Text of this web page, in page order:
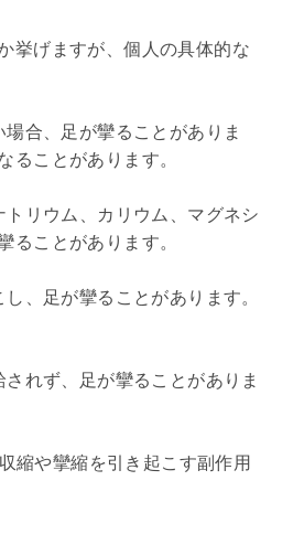
挙げますが、個人の具体的な
合、足が攣ることがありま
ることがあります。
リウム、カリウム、マグネシ
ることがあります。
、足が攣ることがあります。
れず、足が攣ることがありま
縮や攣縮を引き起こす副作用